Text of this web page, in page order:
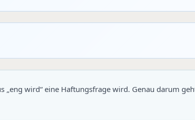
wird“ eine Haftungsfrage wird. Genau darum